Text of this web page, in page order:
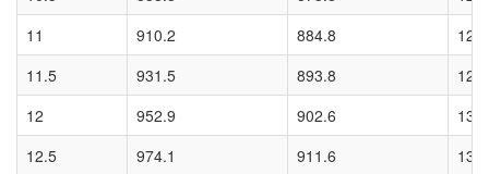
11
910.2 884.8
11.5
931.5 893.8
12
952.9 902.6
12.5
974.1 911.6